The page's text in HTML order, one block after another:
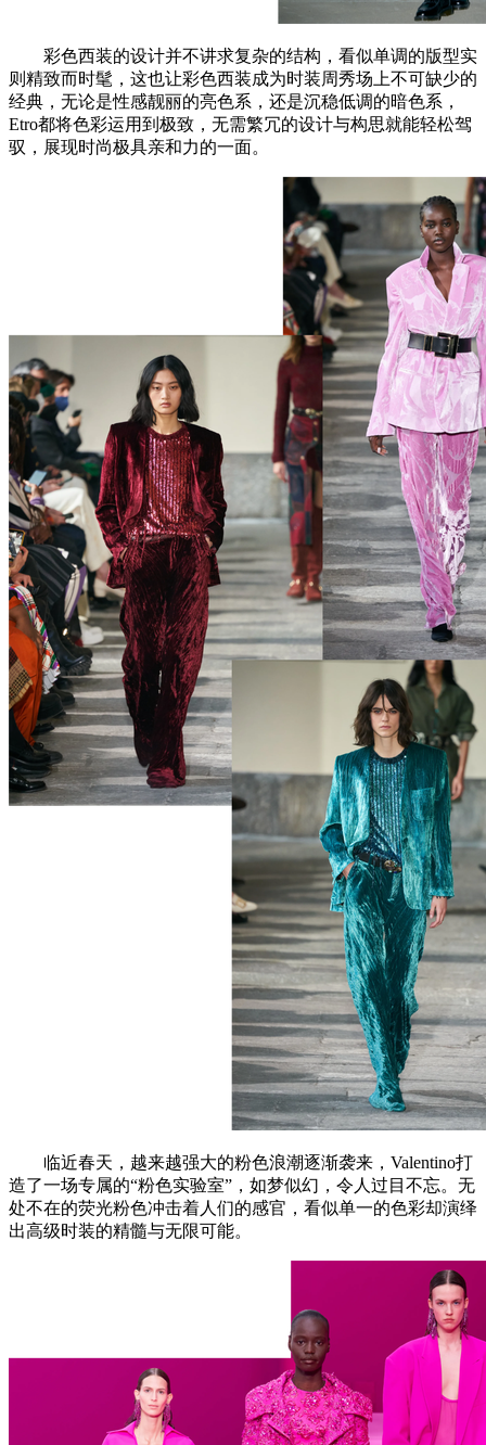
彩色西装的设计并不讲求复杂的结构，看似单调的版型实
则精致而时髦，这也让彩色西装成为时装周秀场上不可缺少的
经典，无论是性感靓丽的亮色系，还是沉稳低调的暗色系，
Etro都将色彩运用到极致，无需繁冗的设计与构思就能轻松驾
驭，展现时尚极具亲和力的一面。
临近春天，越来越强大的粉色浪潮逐渐袭来，Valentino打
造了一场专属的“粉色实验室”，如梦似幻，令人过目不忘。无
处不在的荧光粉色冲击着人们的感官，看似单一的色彩却演绎
出高级时装的精髓与无限可能。